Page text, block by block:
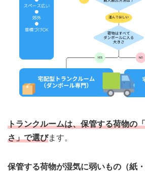
トランクルームは、保管する荷物の
さ」で選びます。
保管する荷物が湿気に弱いもの（紙